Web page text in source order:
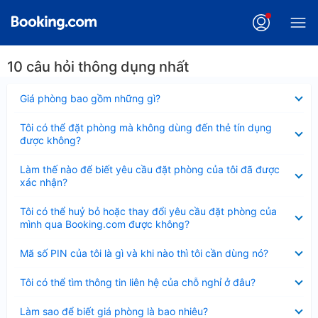
10 câu hỏi thông dụng nhất
Giá phòng bao gồm những gì?
thu
Tôi có thể đặt phòng mà không dùng đến thẻ tín dụng
được không?
thu
gọn
Làm thế nào để biết yêu cầu đặt phòng của tôi đã được
xác nhận?
thu
gọn
Tôi có thể huỷ bỏ hoặc thay đổi yêu cầu đặt phòng của
mình qua Booking.com được không?
thu
gọn
Mã số PIN của tôi là gì và khi nào thì tôi cần dùng nó?
thu
Tôi có thể tìm thông tin liên hệ của chỗ nghỉ ở đâu?
thu
Làm sao để biết giá phòng là bao nhiêu?
thu